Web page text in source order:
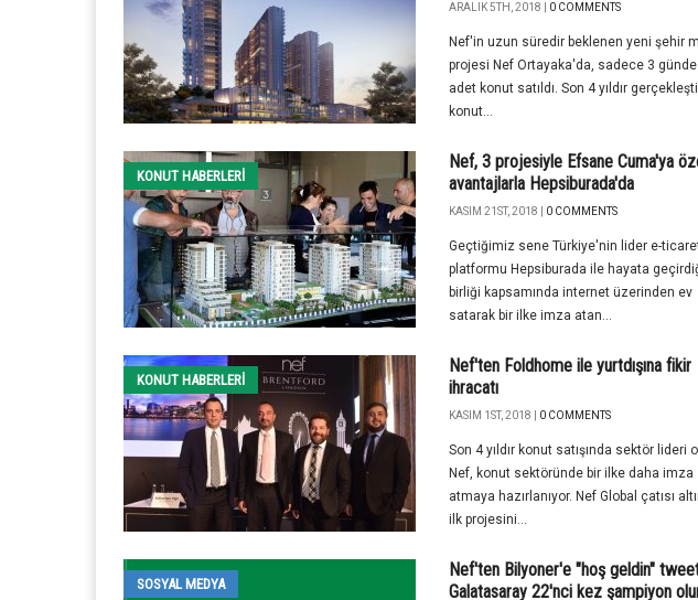
ARALIK 5TH, 2018 | 0 COMMENTS
Nef'in uzun süredir beklenen yeni şehir
projesi Nef Ortayaka'da, sadece 3
adet konut satıldı. Son 4 yıldır
konut...
KONUT HABERLERI
Nef, 3 projesiyle Efsane Cuma'ya
avantajlarla Hepsiburada'da
KASIM 21ST, 2018 | 0 COMMENTS
Geçtiğimiz sene Türkiye'nin lider e-
platformu Hepsiburada ile hayata
birliği kapsamında internet üzerinden ev
satarak bir ilke imza atan...
KONUT HABERLERI
Nef'ten Foldhome ile yurtdışına fikir
ihracatı
KASIM 1ST, 2018 | 0 COMMENTS
Son 4 yıldır konut satışında sektör lideri
Nef, konut sektöründe bir ilke daha imza
atmaya hazırlanıyor. Nef Global çatısı
ilk projesini...
SOSYAL MEDYA
Nef'ten Bilyoner'e "hoş geldin"
Galatasaray 22'nci kez şampiyon